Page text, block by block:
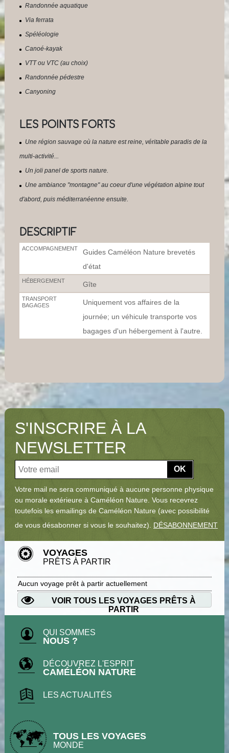
Randonnée aquatique
Via ferrata
Spéléologie
Canoé-kayak
VTT ou VTC (au choix)
Randonnée pédestre
Canyoning
LES POINTS FORTS
Une région sauvage où la nature est reine, véritable paradis de la
multi-activité...
Un joli panel de sports nature.
Une ambiance "montagne" au coeur d'une végétation alpine tout
d'abord, puis méditerranéenne ensuite.
DESCRIPTIF
ACCOMPAGNEMENT
Guides Caméléon Nature brevetés
d'état
HÉBERGEMENT Gîte
TRANSPORT
BAGAGES
Uniquement vos affaires de la
journée; un véhicule transporte vos
bagages d'un hébergement à l'autre.
S'INSCRIRE À LA
NEWSLETTER
OK
Votre mail ne sera communiqué à aucune personne physique
ou morale extérieure à Caméléon Nature. Vous recevrez
toutefois les emailings de Caméléon Nature (avec possibilité
de vous désabonner si vous le souhaitez). DÉSABONNEMENT
VOYAGES
PRÊTS À PARTIR
Aucun voyage prêt à partir actuellement
VOIR TOUS LES VOYAGES PRÊTS À
PARTIR
QUI SOMMES
NOUS ?
DÉCOUVREZ L'ESPRIT
CAMÉLÉON NATURE
LES ACTUALITÉS
TOUS LES VOYAGES
MONDE